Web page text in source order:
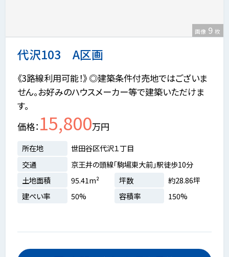
代沢103 A区画
画像 9 枚
《3路線利用可能！》 ◎建築条件付売地ではございま
せん。お好みのハウスメーカー等で建築いただけま
す。
価格 15,800万円
所在地
世田谷区代沢１丁目
交通
京王井の頭線「駒場東大前」駅徒歩10分
土地面積
95.41m² 坪数
約28.86坪
建ぺい率
50% 容積率 150%